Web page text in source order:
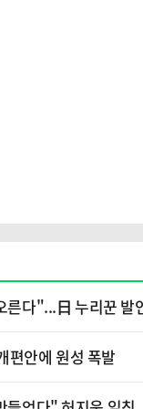
다"...日 누리꾼 발
안에 원성 폭발